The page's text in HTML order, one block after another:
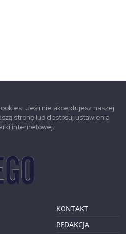
Jeśli nie akceptujesz naszej
stronę lub dostosuj ustawienia
internetowej.
KONTAKT
REDAKCJA